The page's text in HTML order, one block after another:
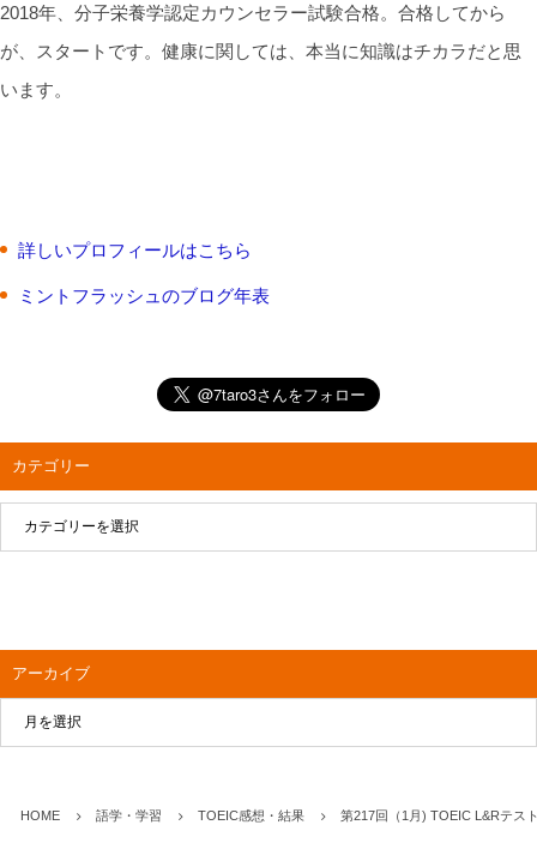
2018年、分子栄養学認定カウンセラー試験合格。合格してから
が、スタートです。健康に関しては、本当に知識はチカラだと思
います。
詳しいプロフィールはこちら
ミントフラッシュのブログ年表
カテゴリー
アーカイブ
HOME 語学・学習 TOEIC感想・結果 第217回（1月) TOEIC L&Rテス